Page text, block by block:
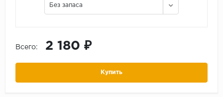
Без запаса
Всего: 2 180 ₽
Купить